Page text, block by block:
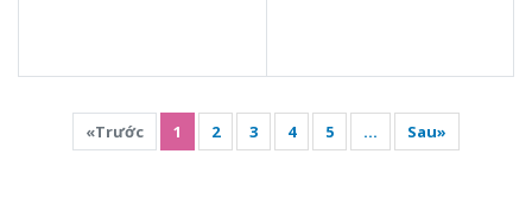
«Trước 1 2 3 4 5 ... Sau»